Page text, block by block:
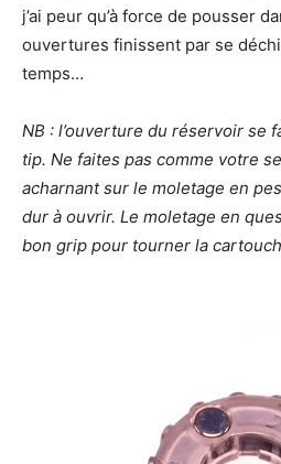
j’ai peur qu’à force de pousser
ouvertures finissent par se
temps…
NB : l’ouverture du réservoir se
tip. Ne faites pas comme votre
acharnant sur le moletage en
dur à ouvrir. Le moletage en
bon grip pour tourner la